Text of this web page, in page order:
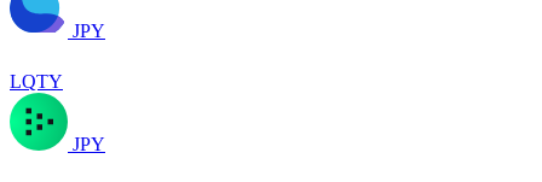
JPY
LQTY
JPY